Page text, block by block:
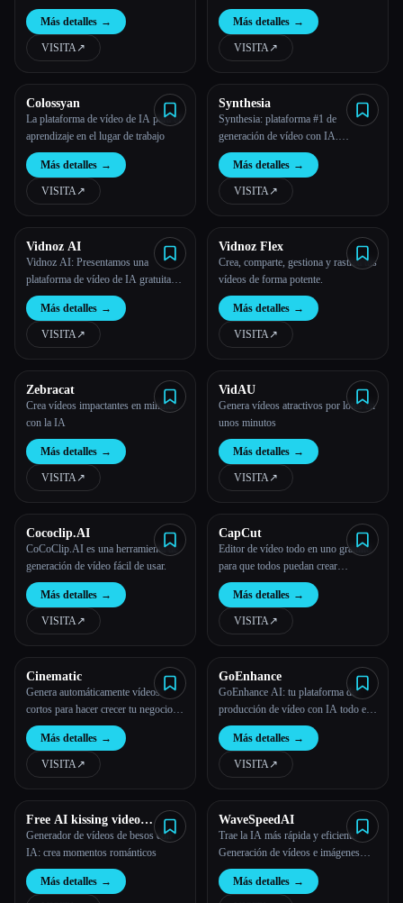
Esc
rendimiento con la IA de Topview,
basada en la información de los
mejores anuncios.
Más detalles →
VISITA↗︎
Más detalles →
VISITA↗︎
Colossyan
La plataforma de vídeo de IA para el
aprendizaje en el lugar de trabajo
Más detalles →
VISITA↗︎
Synthesia
Synthesia: plataforma #1 de
generación de vídeo con IA.
Convierte tu texto en vídeos en
cuestión de minutos
Más detalles →
VISITA↗︎
Vidnoz AI
Vidnoz AI: Presentamos una
plataforma de vídeo de IA gratuita
para reducir los costes de los
usuarios un 80% y aumentar 10
veces la productividad
Más detalles →
VISITA↗︎
Vidnoz Flex
Crea, comparte, gestiona y rastrea tus
vídeos de forma potente.
Más detalles →
VISITA↗︎
Zebracat
Crea vídeos impactantes en minutos
con la IA
Más detalles →
VISITA↗︎
VidAU
Genera vídeos atractivos por lotes en
unos minutos
Más detalles →
VISITA↗︎
Cococlip.AI
CoCoClip.AI es una herramienta de
generación de vídeo fácil de usar.
Más detalles →
VISITA↗︎
CapCut
Editor de vídeo todo en uno gratuito
para que todos puedan crear
cualquier cosa en cualquier lugar
Más detalles →
VISITA↗︎
Cinematic
Genera automáticamente vídeos
cortos para hacer crecer tu negocio
con la IA
Más detalles →
VISITA↗︎
GoEnhance
GoEnhance AI: tu plataforma de
producción de vídeo con IA todo en
uno: la creación de vídeos es más
sencilla que nunca
Más detalles →
VISITA↗︎
Free AI kissing video
generator
Generador de vídeos de besos con
IA: crea momentos románticos
Más detalles →
WaveSpeedAI
Trae la IA más rápida y eficiente
Generación de vídeos e imágenes
para el mundo
Más detalles →